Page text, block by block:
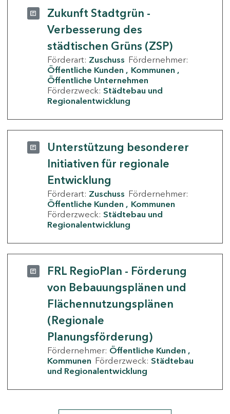
Zukunft Stadtgrün -
Verbesserung des
städtischen Grüns (ZSP)
Förderart: Zuschuss Fördernehmer:
Öffentliche Kunden
Kommunen
Öffentliche Unternehmen
Förderzweck: Städtebau und
Regionalentwicklung
Unterstützung besonderer
Initiativen für regionale
Entwicklung
Förderart: Zuschuss Fördernehmer:
Öffentliche Kunden
Kommunen
Förderzweck: Städtebau und
Regionalentwicklung
FRL RegioPlan - Förderung
von Bebauungsplänen und
Flächennutzungsplänen
(Regionale
Planungsförderung)
Fördernehmer: Öffentliche Kunden
Kommunen Förderzweck: Städtebau
und Regionalentwicklung